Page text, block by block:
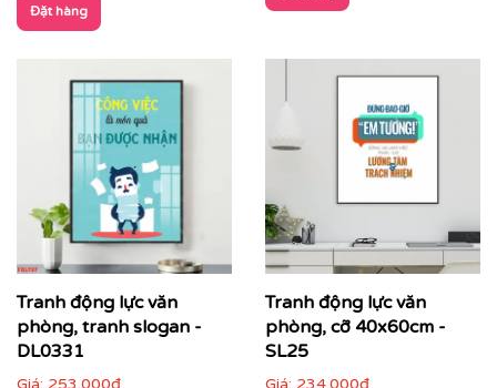
Đặt hàng
Tranh động lực văn
phòng, tranh slogan -
DL0331
Giá: 253.000đ
Tranh động lực văn
phòng, cỡ 40x60cm -
SL25
Giá: 234.000đ